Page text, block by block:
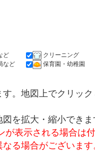
ど
クリーニング
など 保育園・幼稚園
。地図上でクリッ
を拡大・縮小できま
が表示される場合は
る場合がございます